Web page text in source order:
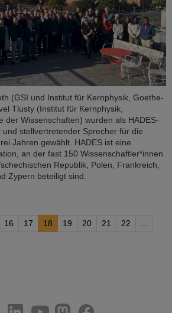
(GSI und Institut für Kernphysik, Goethe-
Tlusty (Institut für Kernphysik,
der Wissenschaften) wurden als HADES-
stellvertretender Sprecher für die
Jahren gewählt. HADES ist eine
an der fast 150 Wissenschaftler*innen
Republik, Polen, Frankreich,
Zypern beteiligt sind.
16 17 18 19 20 21 22
facebook